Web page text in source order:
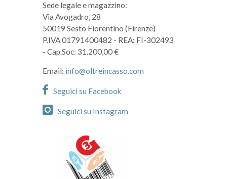
Sede legale e magazzino:
Via Avogadro, 28
50019 Sesto Fiorentino (Firenze)
P.IVA 01791400482 - REA: FI-302493
- Cap.Soc: 31.200,00 €
Email: info@oltreincasso.com
Seguici su Facebook
Seguici su Instagram